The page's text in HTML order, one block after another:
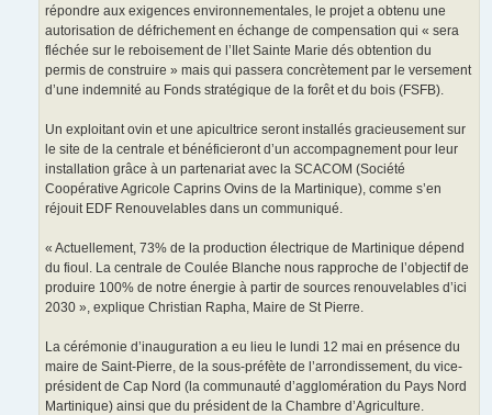
répondre aux exigences environnementales, le projet a obtenu une
autorisation de défrichement en échange de compensation qui « sera
fléchée sur le reboisement de l’Ilet Sainte Marie dés obtention du
permis de construire » mais qui passera concrètement par le versement
d’une indemnité au Fonds stratégique de la forêt et du bois (FSFB).
Un exploitant ovin et une apicultrice seront installés gracieusement sur
le site de la centrale et bénéficieront d’un accompagnement pour leur
installation grâce à un partenariat avec la SCACOM (Société
Coopérative Agricole Caprins Ovins de la Martinique), comme s’en
réjouit EDF Renouvelables dans un communiqué.
« Actuellement, 73% de la production électrique de Martinique dépend
du fioul. La centrale de Coulée Blanche nous rapproche de l’objectif de
produire 100% de notre énergie à partir de sources renouvelables d’ici
2030 », explique Christian Rapha, Maire de St Pierre.
La cérémonie d’inauguration a eu lieu le lundi 12 mai en présence du
maire de Saint-Pierre, de la sous-préfète de l’arrondissement, du vice-
président de Cap Nord (la communauté d’agglomération du Pays Nord
Martinique) ainsi que du président de la Chambre d’Agriculture.